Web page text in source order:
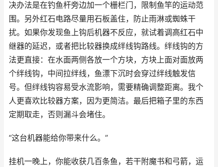
决办法是在钓鱼杆旁边加一个栅栏门，限制鱼竿的运动范
围。另外红石电路尽量用石板盖住，防止雨淋或蜘蛛干
扰。如果你发现鱼上钩后机器不反应，就试着调高红石中
继器的延迟，或者把比较器换成绊线钩路线。绊线钩的方
法更直接：在水面两侧各放一个方块，方块上面对面放两
个绊线钩，中间拉绊线，鱼漂下沉时会穿过绊线触发信
号。但绊线钩容易受水流影响，需要精确调整距离。我个
人更喜欢比较器方案，因为更简洁。最后把箱子里的东西
定期取走，否则漏斗会堵住。
“这台机器能给你带来什么。”
挂机一晚上，你能收获几百条鱼，若干附魔书和弓箭，运